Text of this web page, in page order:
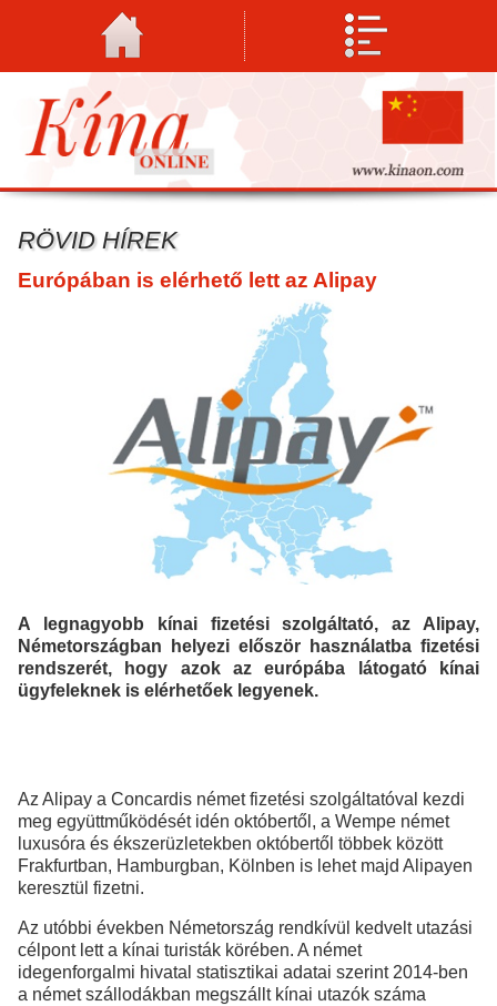
RÖVID HÍREK
Európában is elérhető lett az Alipay
A legnagyobb kínai fizetési szolgáltató, az Alipay,
Németországban helyezi először használatba fizetési
rendszerét, hogy azok az európába látogató kínai
ügyfeleknek is elérhetőek legyenek.
Az Alipay a Concardis német fizetési szolgáltatóval kezdi
meg együttműködését idén októbertől, a Wempe német
luxusóra és ékszerüzletekben októbertől többek között
Frakfurtban, Hamburgban, Kölnben is lehet majd Alipayen
keresztül fizetni.
Az utóbbi években Németország rendkívül kedvelt utazási
célpont lett a kínai turisták körében. A német
idegenforgalmi hivatal statisztikai adatai szerint 2014-ben
a német szállodákban megszállt kínai utazók száma